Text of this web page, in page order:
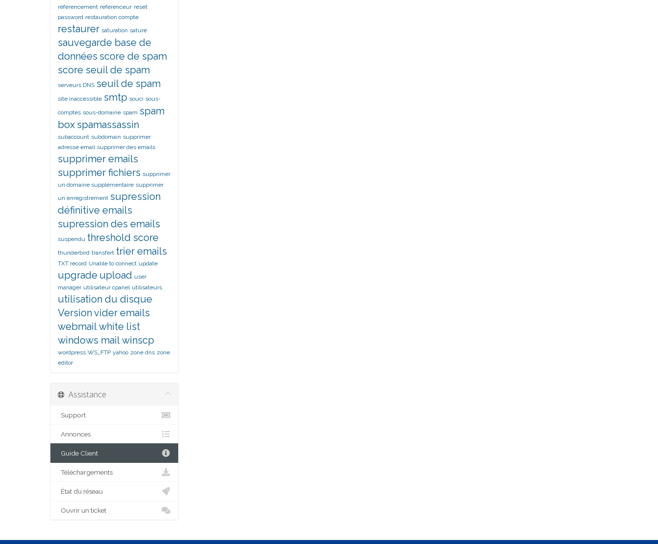
referencement referenceur reset
password restauration compte
restaurer saturation saturé
sauvegarde base de
données score de spam
score seuil de spam
serveurs DNS seuil de spam
site inaccessible smtp souci sous-
comptes sous-domaine spam spam
box spamassassin
subaccount subdomain supprimer
adresse email supprimer des emails
supprimer emails
supprimer fichiers supprimer
un domaine supplémentaire supprimer
un enregistrement supression
définitive emails
supression des emails
suspendu threshold score
thunderbird transfert trier emails
TXT record Unable to connect update
upgrade upload user
manager utilisateur cpanel utilisateurs
utilisation du disque
Versionvider emails
webmailwhite list
windows mailwinscp
wordpress WS_FTP yahoo zone dns zone
editor
Assistance
Support
Annonces
Guide Client
Téléchargements
État du réseau
Ouvrir un ticket